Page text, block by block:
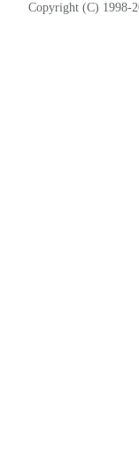
Copyright (C) 1998-